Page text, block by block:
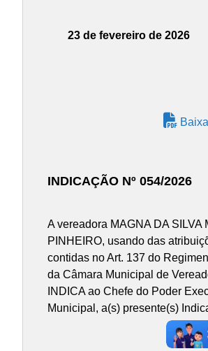
23 de fevereiro de 2026
INDICAÇÃO Nº 054/2026
A vereadora MAGNA DA SILVA
PINHEIRO, usando das
contidas no Art. 137 do
da Câmara Municipal de
INDICA ao Chefe do Poder
Municipal, a(s) presente(s)